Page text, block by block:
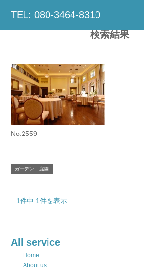
TEL: 080-3464-8310
検索結果
No.2559
ガーデン 庭園
1件中 1件を表示
All service
Home
About us